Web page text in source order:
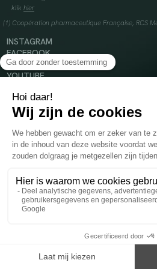
klik hier
(1) Coopération pharmaceutique Française, RCS
INSTAGRAM
FACEBOOK
TIKTOK
YOUTUBE
Voedingssupplement dat moet worden
evenwichtige voeding en een gezonde
overschrijden. Enkel voor volwassenen,